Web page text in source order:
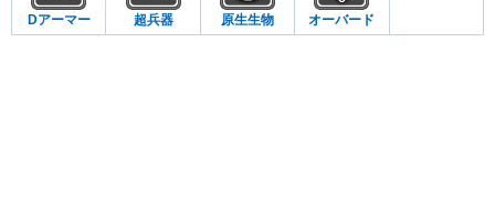
Dアーマー 超兵器 原生生物 オーバード